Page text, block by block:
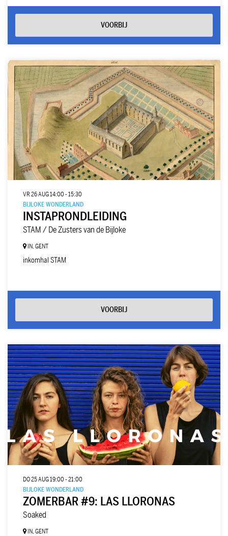
VOORBIJ
INSTAPRONDLEIDING
STAM / De Zusters van de Bijloke
BIJLOKE WONDERLAND
VR 26 AUG14:00 - 15:30
IN, GENT
inkomhal STAM
VOORBIJ
ZOMERBAR #9: LAS LLORONAS
Soaked
BIJLOKE WONDERLAND
DO 25 AUG19:00 - 21:00
IN, GENT